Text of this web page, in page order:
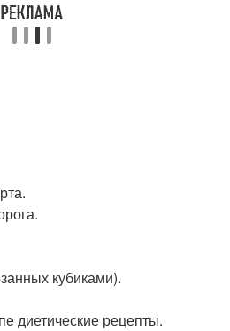
кубиками).
диетические рецепты.